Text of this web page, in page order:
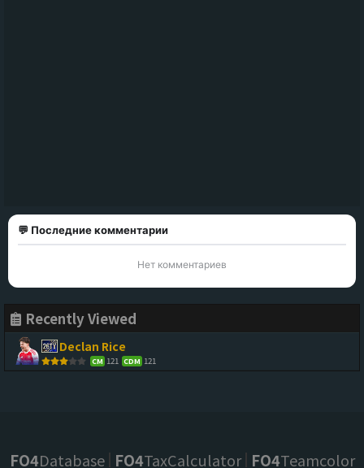
💬 Последние комментарии
Нет комментариев
Recently Viewed
Declan Rice
CM 121 CDM 121
FO4Database FO4TaxCalculator FO4Teamcolor